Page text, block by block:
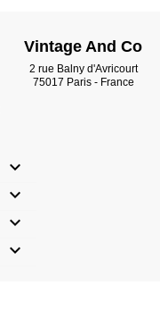




Vintage And Co
2 rue Balny d'Avricourt
75017 Paris - France